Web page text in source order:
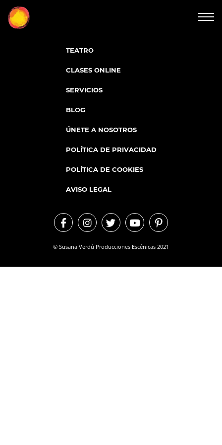
TEATRO
CLASES ONLINE
SERVICIOS
BLOG
ÚNETE A NOSOTROS
POLÍTICA DE PRIVACIDAD
POLÍTICA DE COOKIES
AVISO LEGAL
© Susana Verdú Producciones Escénicas 2021